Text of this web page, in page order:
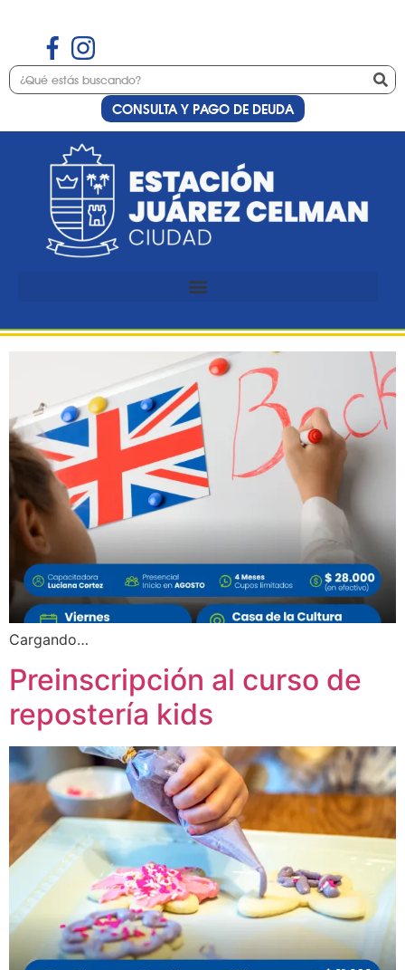
CONSULTA Y PAGO DE DEUDA
Etiqueta:casa de la
cultura
Preinscripción al curso de
Cargando…
Preinscripción al curso de
repostería kids